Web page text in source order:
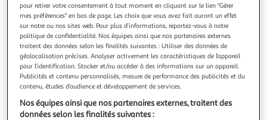
LOVE STORIES. NOS HISTOIRES D'AMOUR LBGTQIA +,
Feito Aline
Une histoire intime et politique des amours LGBTQIA+, par
le prisme de couples contemporains représentatifs de leurs
diversités et portée par le média PAINT De tous temps, le
politique a voulu se saisir des questions privées, jusque
dans l'intime. A ce titre, les amours ont été tout
particulièrement
En savoir +
Vous voulez connaître le prix de ce produit ?
Afficher le prix
pour retirer votre consentement à tout moment en cliquant sur le lien "Gérer
mes préférences" en bas de page. Les choix que vous avez fait auront un effet
sur notre ou nos sites web. Pour plus d’informations, reportez-vous à notre
politique de confidentialité. Nos équipes ainsi que nos partenaires externes
traitent des données selon les finalités suivantes : Utiliser des données de
géolocalisation précises. Analyser activement les caractéristiques de l’appareil
pour l’identification. Stocker et/ou accéder à des informations sur un appareil.
Publicités et contenu personnalisés, mesure de performance des publicités et du
contenu, études d’audience et développement de services.
Nos équipes ainsi que nos partenaires externes, traitent des
données selon les finalités suivantes :